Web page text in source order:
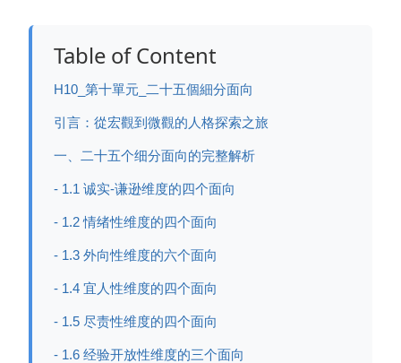
Table of Content
H10_第十單元_二十五個細分面向
引言：從宏觀到微觀的人格探索之旅
一、二十五个细分面向的完整解析
- 1.1 诚实-谦逊维度的四个面向
- 1.2 情绪性维度的四个面向
- 1.3 外向性维度的六个面向
- 1.4 宜人性维度的四个面向
- 1.5 尽责性维度的四个面向
- 1.6 经验开放性维度的三个面向